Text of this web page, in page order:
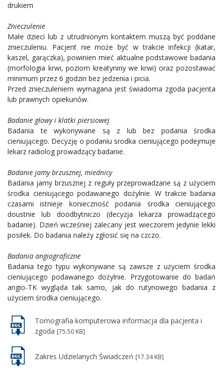
drukiem
Znieczulenie
Małe dzieci lub z utrudnionym kontaktem muszą być poddane
znieczuleniu. Pacjent nie może być w trakcie infekcji (katar,
kaszel, garączka), powinien mieć aktualne podstawowe badania
(morfologia krwi, poziom kreatyniny we krwi) oraz pozostawać
minimum przez 6 godzin bez jedzenia i picia.
Przed znieczuleniem wymagana jest świadoma zgoda pacjenta
lub prawnych opiekunów.
Badanie głowy i klatki piersiowej
Badania te wykonywane są z lub bez podania środka
cieniującego. Decyzję o podaniu srodka cieniującego podejmuje
lekarz radiolog prowadzący badanie.
Badanie jamy brzusznej, miednicy
Badania jamy brzusznej z reguły przeprowadzane są z użyciem
środka cieniującego podawanego dożylnie. W trakcie badania
czasami istnieje konieczność podania środka cieniującego
doustnie lub doodbytniczo (decyzja lekarza prowadzącego
badanie). Dzień wcześniej zalecany jest wieczorem jedynie lekki
posiłek. Do badania należy zgłosić się na czczo.
Badania angiograficzne
Badania tego typu wykonywane są zawsze z użyciem środka
cieniującego podawanego dożylnie. Przygotowanie do badań
angio-TK wygląda tak samo, jak do rutynowego badania z
użyciem środka cieniującego.
Tomografia komputerowa informacja dla pacjenta i
zgoda [75.50 KB]
Zakres Udzielanych Świadczeń [17.34 KB]